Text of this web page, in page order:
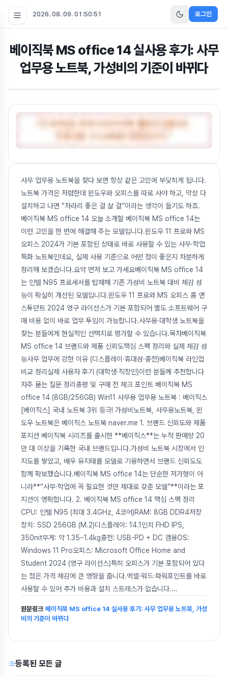
2026. 08. 09. 01:50:52 로그인
베이직북 MS office 14 실사용 후기: 사무
업무용 노트북, 가성비의 기준이 바뀌다
사무 업무용 노트북을 찾다 보면 항상 같은 고민에 부딪히게 됩니다.
노트북 가격은 저렴한데 윈도우와 오피스를 따로 사야 하고, 막상 다
설치하고 나면 “차라리 좋은 걸 살 걸”이라는 생각이 들기도 하죠.
베이직북 MS office 14 오늘 소개할 베이직북 MS office 14는
이런 고민을 한 번에 해결해 주는 모델입니다.윈도우 11 프로와 MS
오피스 2024가 기본 포함된 상태로 바로 사용할 수 있는 사무·학업
특화 노트북인데요, 실제 사용 기준으로 어떤 점이 좋은지 차분하게
정리해 보겠습니다.요약 먼저 보고 가세요베이직북 MS office 14
는 인텔 N95 프로세서를 탑재해 기존 가성비 노트북 대비 체감 성
능이 확실히 개선된 모델입니다.윈도우 11 프로와 MS 오피스 홈 앤
스튜던트 2024 영구 라이선스가 기본 포함되어 별도 소프트웨어 구
매 비용 없이 바로 업무 투입이 가능합니다.사무용·대학생 노트북을
찾는 분들에게 현실적인 선택지로 평가할 수 있습니다.목차베이직북
MS office 14 브랜드와 제품 신뢰도핵심 스펙 정리와 실제 체감 성
능사무 업무에 강한 이유 (디스플레이·휴대성·충전)베이직북 라인업
비교 정리실제 사용자 후기 (대학생·직장인)이런 분들께 추천합니다
자주 묻는 질문 정리총평 및 구매 전 체크 포인트 베이직북 MS
office 14 (8GB/256GB) Win11 사무용 업무용 노트북 : 베이직스
[베이직스] 국내 노트북 3위 등극! 가성비노트북, 사무용노트북, 윈
도우 노트북은 베이직스 노트북 naver.me 1. 브랜드 신뢰도와 제품
포지션 베이직북 시리즈를 출시한 **베이직스**는 누적 판매량 20
만 대 이상을 기록한 국내 브랜드입니다.가성비 노트북 시장에서 인
지도를 쌓았고, 배우 유지태를 모델로 기용하면서 브랜드 신뢰도도
함께 확보했습니다.베이직북 MS office 14는 단순한 저가형이 아
니라**“사무·학업에 꼭 필요한 것만 제대로 갖춘 모델”**이라는 포
지션이 명확합니다. 2. 베이직북 MS office 14 핵심 스펙 정리
CPU: 인텔 N95 (최대 3.4GHz, 4코어)RAM: 8GB DDR4저장
장치: SSD 256GB (M.2)디스플레이: 14.1인치 FHD IPS,
350nit무게: 약 1.35~1.4kg충전: USB-PD + DC 겸용OS:
Windows 11 Pro오피스: Microsoft Office Home and
Student 2024 (영구 라이선스)특히 오피스가 기본 포함되어 있다
는 점은 가격 체감에 큰 영향을 줍니다.엑셀·워드·파워포인트를 바로
사용할 수 있어 추가 비용과 설치 스트레스가 없습니다....
원문링크 베이직북 MS office 14 실사용 후기: 사무 업무용 노트북, 가성
비의 기준이 바뀌다
등록된 모든 글